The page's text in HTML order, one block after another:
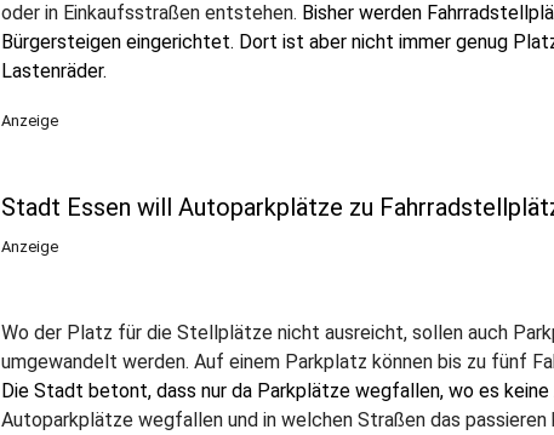
oder in Einkaufsstraßen entstehen. Bisher werden
Bürgersteigen eingerichtet. Dort ist aber nicht immer genug
Lastenräder.
Anzeige
Stadt Essen will Autoparkplätze zu
Anzeige
Wo der Platz für die Stellplätze nicht ausreicht, sollen auch
umgewandelt werden. Auf einem Parkplatz können bis zu fünf
Die Stadt betont, dass nur da Parkplätze wegfallen, wo es
Autoparkplätze wegfallen und in welchen Straßen das